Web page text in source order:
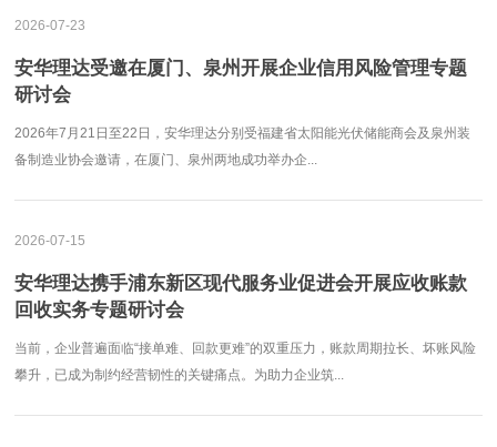
2026-07-23
安华理达受邀在厦门、泉州开展企业信用风险管理专题
研讨会
2026年7月21日至22日，安华理达分别受福建省太阳能光伏储能商会及泉州装
备制造业协会邀请，在厦门、泉州两地成功举办企...
2026-07-15
安华理达携手浦东新区现代服务业促进会开展应收账款
回收实务专题研讨会
当前，企业普遍面临“接单难、回款更难”的双重压力，账款周期拉长、坏账风险
攀升，已成为制约经营韧性的关键痛点。为助力企业筑...